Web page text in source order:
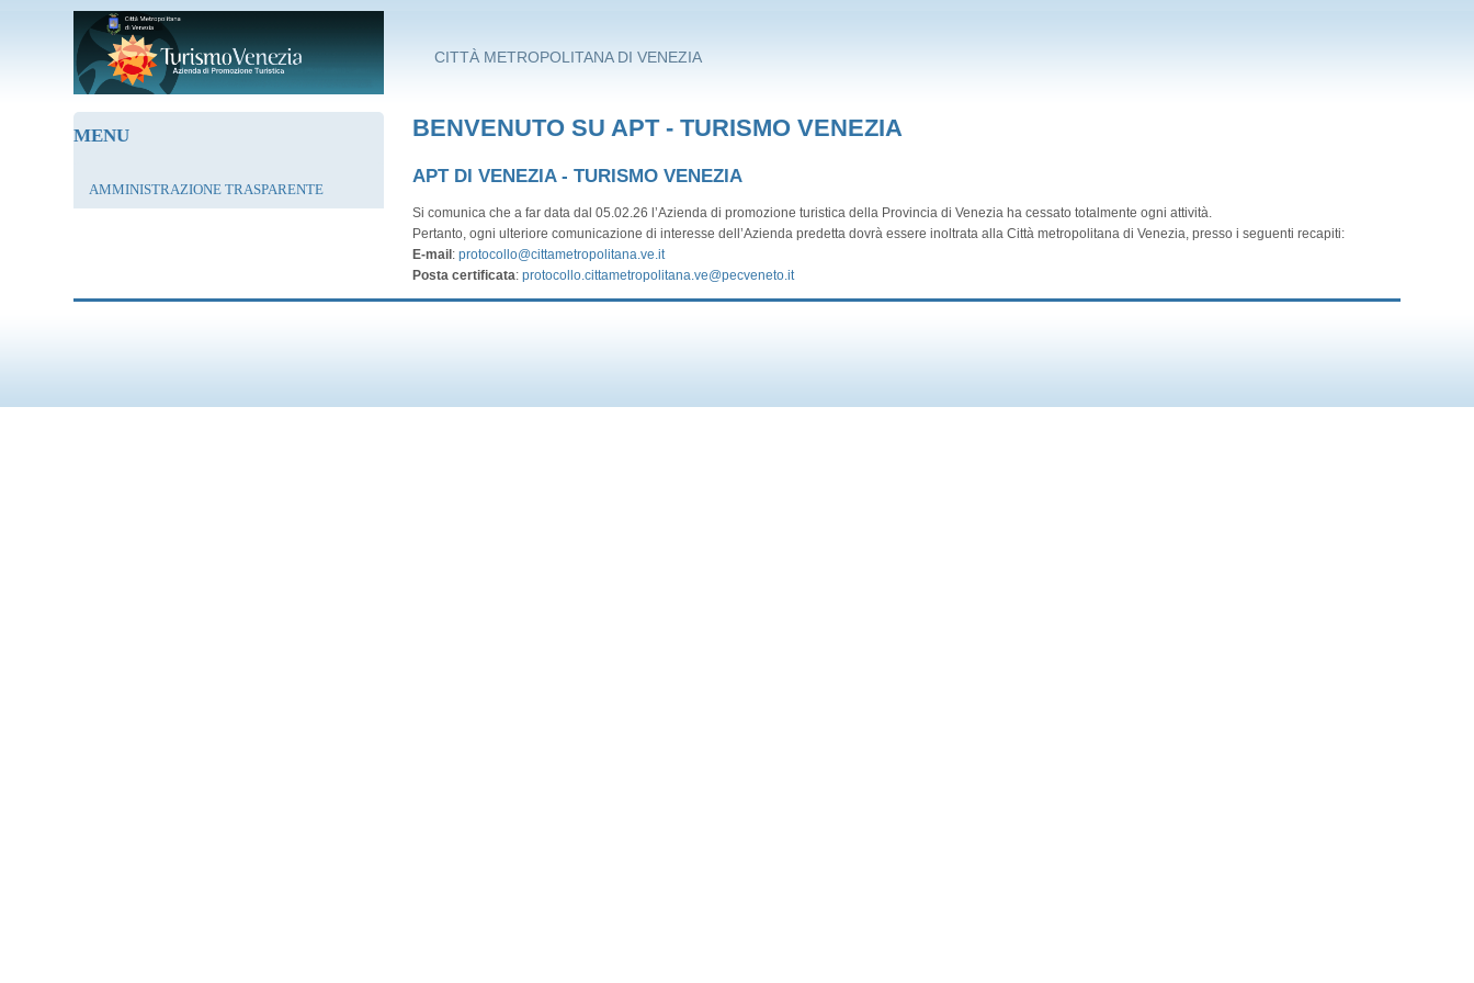
Salta al contenuto principale
CITTÀ METROPOLITANA DI VENEZIA
MENU
AMMINISTRAZIONE TRASPARENTE
BENVENUTO SU APT - TURISMO VENEZIA
APT DI VENEZIA - TURISMO VENEZIA
Si comunica che a far data dal 05.02.26 l’Azienda di promozione turistica della Provincia di Venezia ha cessato totalmente ogni attività.
Pertanto, ogni ulteriore comunicazione di interesse dell’Azienda predetta dovrà essere inoltrata alla Città metropolitana di Venezia, presso i seguenti recapiti:
E-mail:protocollo@cittametropolitana.ve.it
Posta certificata:protocollo.cittametropolitana.ve@pecveneto.it